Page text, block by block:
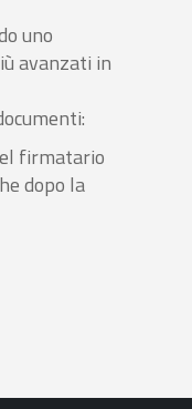
uno
avanzati in
firmatario
dopo la